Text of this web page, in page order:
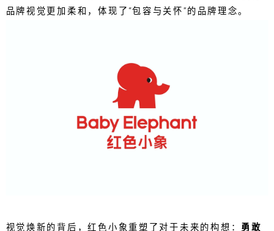
品牌视觉更加柔和，体现了“包容与关怀”的品牌理念。
视觉焕新的背后，红色小象重塑了对于未来的构想： 勇敢